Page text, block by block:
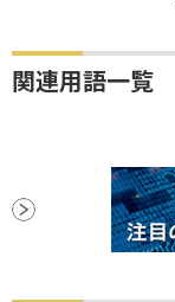
関連用語一覧